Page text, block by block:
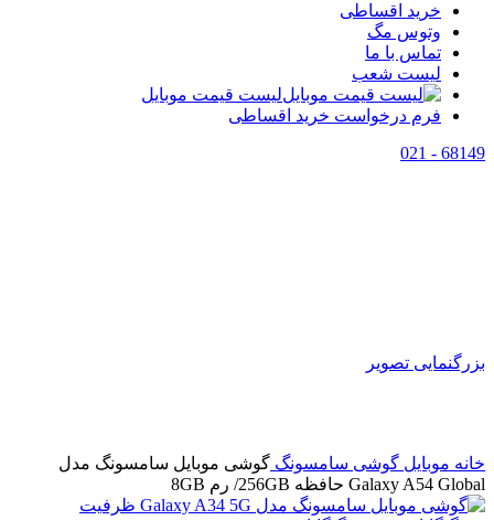
خرید اقساطی
وتوس مگ
تماس با ما
لیست شعب
لیست قیمت موبایل
فرم درخواست خرید اقساطی
68149 - 021
بزرگنمایی تصویر
خانه موبایل گوشی سامسونگ گوشی موبایل سامسونگ مدل
Galaxy A54 Global حافظه 256GB/ رم 8GB